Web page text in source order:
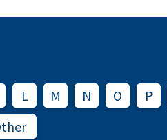
L M N O P